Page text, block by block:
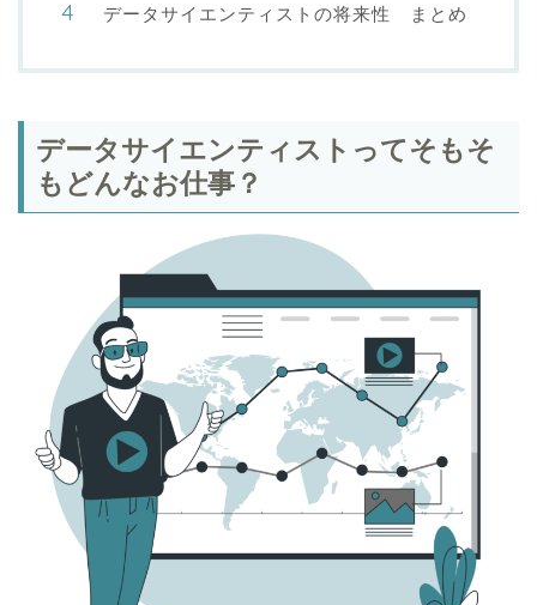
データサイエンティストの将来性 まとめ
データサイエンティストってそもそ
もどんなお仕事？